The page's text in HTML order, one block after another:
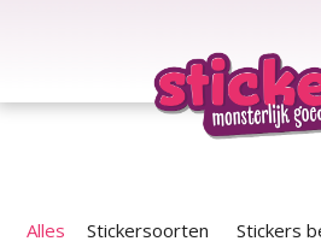
Alles Stickersoorten
Stickers